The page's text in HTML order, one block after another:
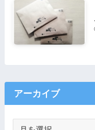
アーカイブ